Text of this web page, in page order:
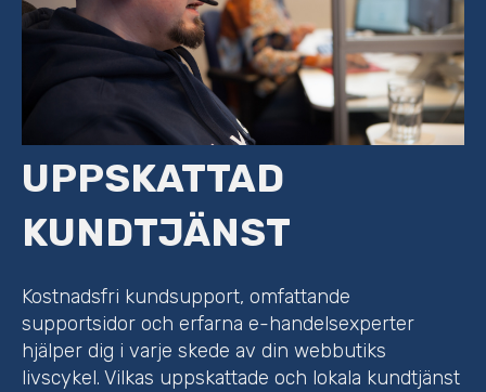
UPPSKATTAD
KUNDTJÄNST
Kostnadsfri kundsupport, omfattande
supportsidor och erfarna e-handelsexperter
hjälper dig i varje skede av din webbutiks
livscykel. Vilkas uppskattade och lokala kundtjänst